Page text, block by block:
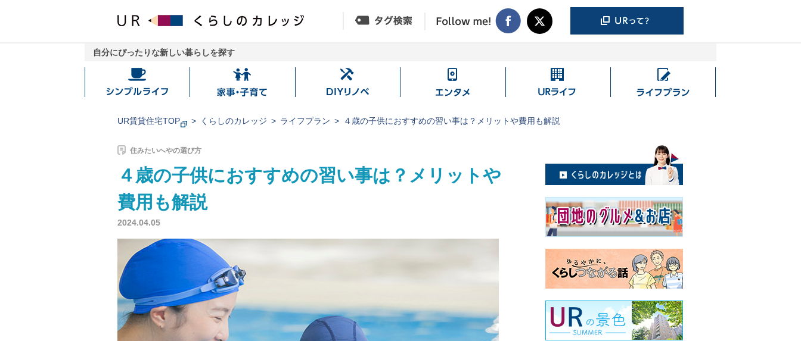
自分にぴったりな新しい暮らしを探す
シ
プ
フ
家
子
DIY
ノ
エ
タ
UR
イ
ラ
ラ
ン
UR賃貸住宅TOP くらしのカレッジ ライフプラン ４歳の子供におすすめの習い事は？メリットや費用も解説
住みたいへやの選び方
４歳の子供におすすめの習い事は？メリットや
費用も解説
2024.04.05